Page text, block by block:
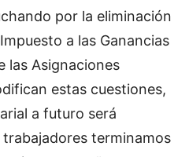
por la eliminación
a las Ganancias
las Asignaciones
estas cuestiones,
a futuro será
terminamos